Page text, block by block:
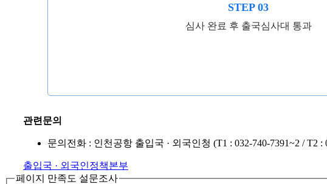
STEP 03
심사 완료 후 출국심사대 통과
관련문의
문의전화 : 인천공항 출입국 · 외국인청 (T1 : 032-740-7391~2 / T2 :
출입국 · 외국인정책본부
페이지 만족도 설문조사